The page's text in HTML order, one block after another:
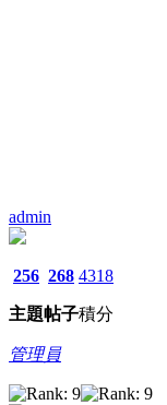
admin
256
主題
268
帖子
4318
積分
管理員